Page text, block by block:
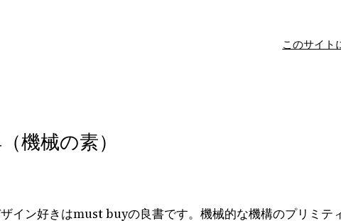
このサイト
機械の素）
イン好きはmust buyの良書です。機械的な機構のプリミテ